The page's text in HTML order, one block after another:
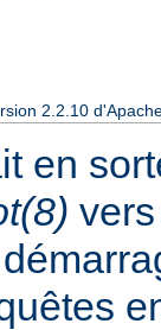
2.2.10
en